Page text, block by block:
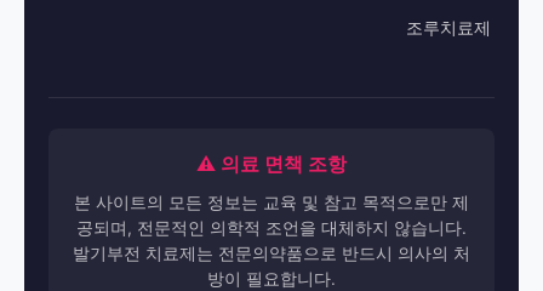
조루치료제
⚠️ 의료 면책 조항
본 사이트의 모든 정보는 교육 및 참고 목적으로만 제
공되며, 전문적인 의학적 조언을 대체하지 않습니다.
발기부전 치료제는 전문의약품으로 반드시 의사의 처
방이 필요합니다.